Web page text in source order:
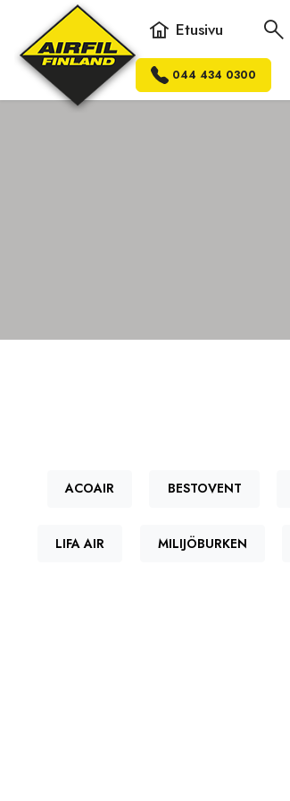
Etusivu
044 434 0300
ACOAIR BESTOVENT
LIFA AIR MILIJÖBURKEN